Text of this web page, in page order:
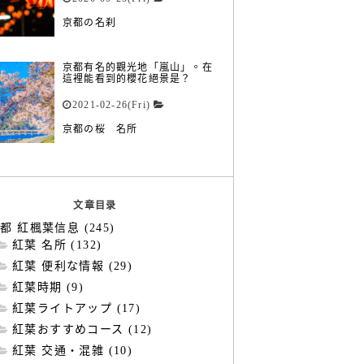
京都の名刹
京都有名的觀光地「嵐山」。在
這裡能看到的櫻花絕景是？
2021-02-26(Fri)
京都の桜 名所
文章目录
紅楓葉信息 (245)
紅葉 名所 (132)
紅葉 便利な情報 (29)
紅葉時期 (9)
紅葉ライトアップ (17)
紅葉おすすめコース (12)
紅葉 交通・混雑 (10)